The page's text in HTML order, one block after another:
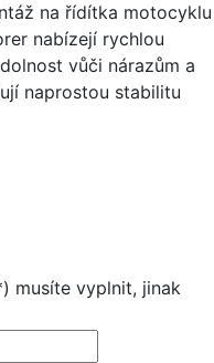
na řídítka motocyklu
nabízejí rychlou
vůči nárazům a
naprostou stabilitu
musíte vyplnit, jinak